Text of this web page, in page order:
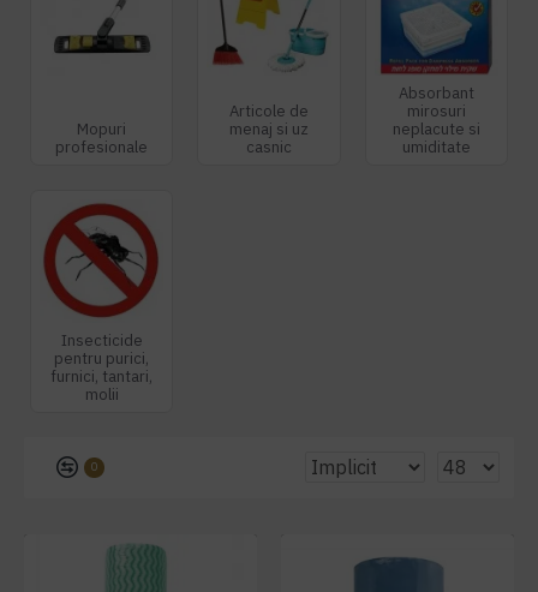
Mopuri
profesionale
Articole de
menaj si uz
casnic
Absorbant
mirosuri
neplacute si
umiditate
Insecticide
pentru purici,
furnici, tantari,
molii
0